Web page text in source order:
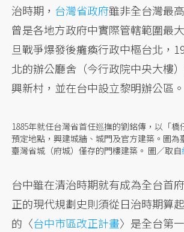
治時期， 台灣省政府雖非全台灣最
曾是各地方政府中實際管轄範圍最
旦戰爭爆發後癱瘓行政中樞台北，
北的辦公廳舍（今行政院中央大樓
興新村，並在台中設立黎明辦公區。
1885年就任台灣省首任巡撫的劉銘傳，以「橋
預定地點，興建城牆、城門及官方建築。圖為
臺灣省城（府城）僅存的門樓建築。 圖／取自
台中雖在清治時期就有成為全台首
正的現代規劃史則須從日治時期算
的〈台中市區改正計畫〉是全台第